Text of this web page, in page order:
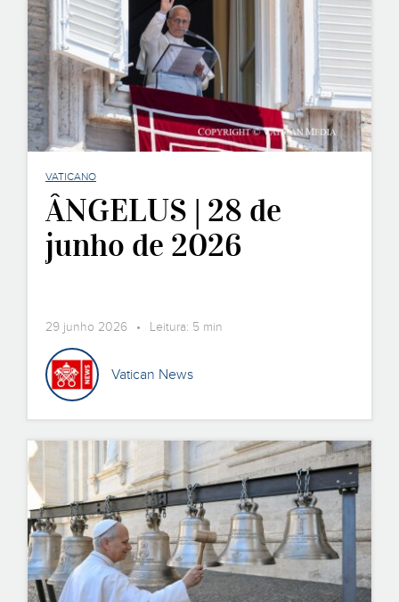
VATICANO
ÂNGELUS | 28 de
junho de 2026
29 junho 2026 • Leitura: 5 min
Vatican News